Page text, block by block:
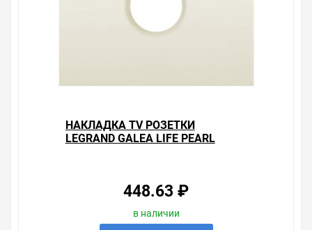
НАКЛАДКА TV РОЗЕТКИ
LEGRAND GALEA LIFE PEARL
448.63 ₽
в наличии